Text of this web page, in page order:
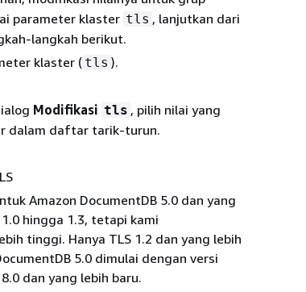
parameter klaster tls , lanjutkan dari
langkah berikut.
klaster ( tls ).
Modifikasi tls , pilih nilai yang
dalam daftar tarik-turun.
Amazon DocumentDB 5.0 dan yang
hingga 1.3, tetapi kami
tinggi. Hanya TLS 1.2 dan yang lebih
5.0 dimulai dengan versi
dan yang lebih baru.